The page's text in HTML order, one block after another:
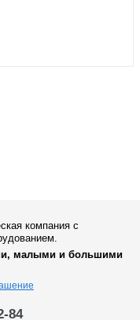
компания с
малыми и большими
84